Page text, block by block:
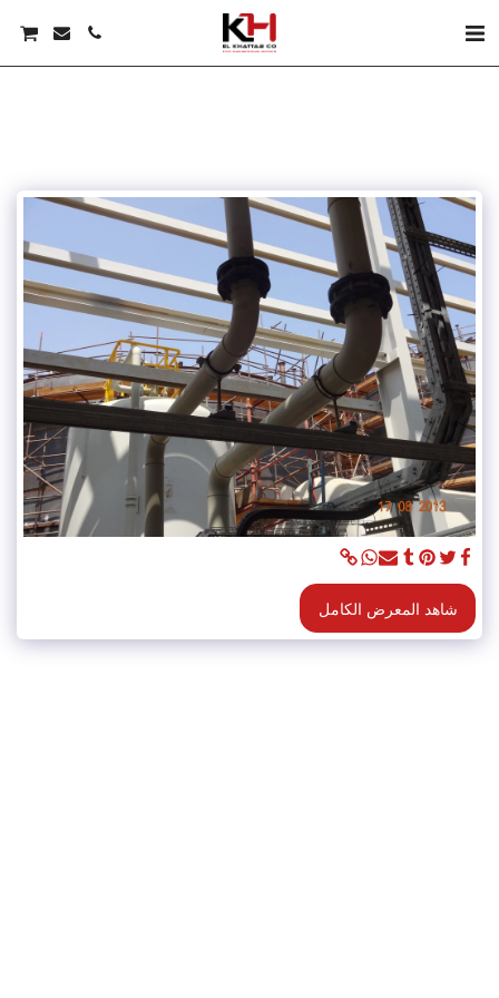
شاهد المعرض الكامل